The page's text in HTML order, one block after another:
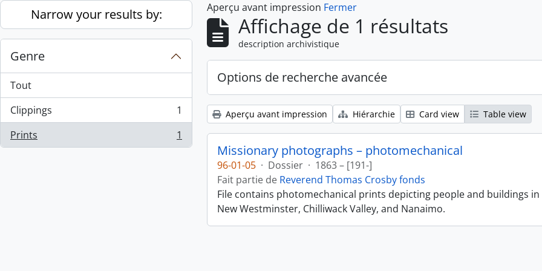
Skip to main content
Narrow your results by:
Genre
Tout
Clippings
, 1 résultats
1
Prints
, 1 résultats 1
Aperçu avant impression Fermer
Affichage de 1 résultats
description archivistique
Options de recherche avancée
Aperçu avant impression Hiérarchie Card view Table view
Missionary photographs – photomechanical
96-01-05 · Dossier · 1863 – [191-]
Fait partie de Reverend Thomas Crosby fonds
File contains photomechanical prints depicting people and buildings
New Westminster, Chilliwack Valley, and Nanaimo.